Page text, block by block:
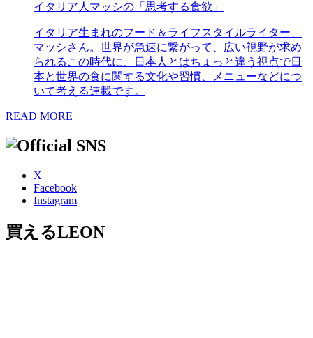
イタリア人マッシの「思考する食欲」
イタリア生まれのフード＆ライフスタイルライター、
マッシさん。世界が急速に繋がって、広い視野が求め
られるこの時代に、日本人とはちょっと違う視点で日
本と世界の食に関する文化や習慣、メニューなどにつ
いて考える連載です。
READ MORE
X
Facebook
Instagram
買えるLEON